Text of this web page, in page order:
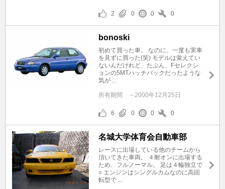
2 0 0 0
bonoski
初めて買った車。 なのに、一度も実車
を見ずに買った(笑) モデルは覚えてい
ないんだけれど、たぶん、Fセレクシ
ョンの5MTハッチバックだったような
気が ...
所有期間 ～2000年12月25日
6 0 0 0
名城大学体育会自動車部
レースに出場している他のチームから
頂いてきた車両。 ４耐オンに出場する
ため、フルノーマル。 足は４輪独立で
○ エンジンはシングルカムなのに高回
転型で ...